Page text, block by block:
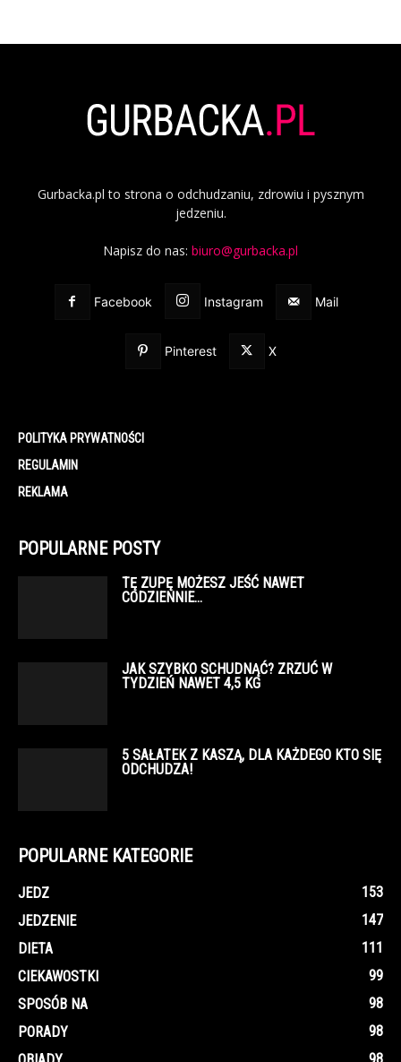
Gurbacka.pl to strona o odchudzaniu, zdrowiu i pysznym
jedzeniu.
Napisz do nas: biuro@gurbacka.pl
Facebook Instagram Mail
Pinterest X
POLITYKA PRYWATNOŚCI
REGULAMIN
REKLAMA
POPULARNE POSTY
TĘ ZUPĘ MOŻESZ JEŚĆ NAWET
CODZIENNIE…
JAK SZYBKO SCHUDNĄĆ? ZRZUĆ W
TYDZIEŃ NAWET 4,5 KG
5 SAŁATEK Z KASZĄ, DLA KAŻDEGO KTO SIĘ
ODCHUDZA!
POPULARNE KATEGORIE
JEDZ
153
JEDZENIE
147
DIETA
111
CIEKAWOSTKI
99
SPOSÓB NA
98
PORADY
98